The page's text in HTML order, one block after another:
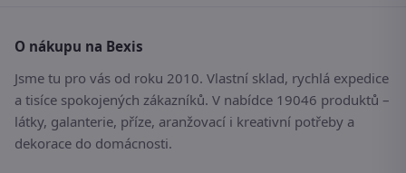
O nákupu na Bexis
Jsme tu pro vás od roku 2010. Vlastní sklad, rychlá expedice
a tisíce spokojených zákazníků. V nabídce 19046 produktů –
látky, galanterie, příze, aranžovací i kreativní potřeby a
dekorace do domácnosti.